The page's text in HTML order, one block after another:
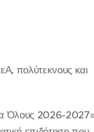
πολύτεκνους και
Όλους 2026-